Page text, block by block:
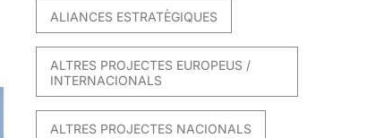
ALIANCES ESTRATÈGIQUES
ALTRES PROJECTES EUROPEUS /
INTERNACIONALS
ALTRES PROJECTES NACIONALS